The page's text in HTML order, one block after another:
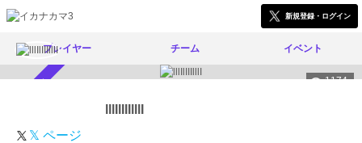
新規登録・ログイン
プレイヤー チーム イベント
1174
𝕏 ページ